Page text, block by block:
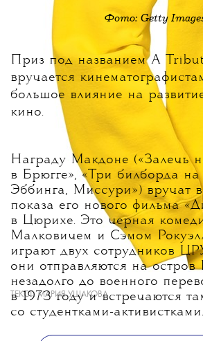
Фото: Getty
Приз под названием A
вручается
большое влияние на
кино.
Награду Макдоне («Залечь
в Брюгге», «Три билборда на
Эббинга, Миссури») вручат
показа его нового фильма
в Цюрихе. Это черная
Малковичем и Сэмом
играют двух сотрудников
они отправляются на остров
незадолго до военного
в 1973 году и встречаются
со студентками-активистками.
ТЕКСТ:МАРИЯ УШАКОВА